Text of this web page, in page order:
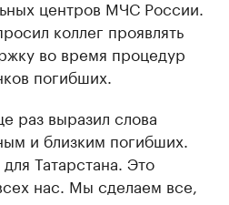
центров МЧС России.
коллег проявлять
во время процедур
погибших.
раз выразил слова
и близким погибших.
Татарстана. Это
нас. Мы сделаем все,